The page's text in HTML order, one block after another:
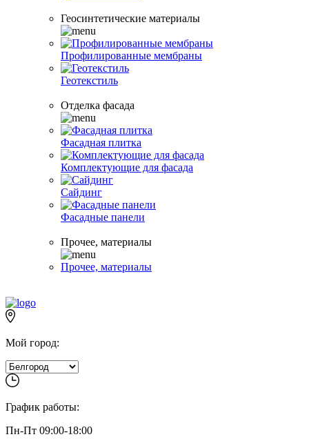
Геосинтетические материалы
Профилированные мембраны
Геотекстиль
Отделка фасада
Фасадная плитка
Комплектующие для фасада
Сайдинг
Фасадные панели
Прочее, материалы
Прочее, материалы
Мой город:
График работы:
Пн-Пт 09:00-18:00